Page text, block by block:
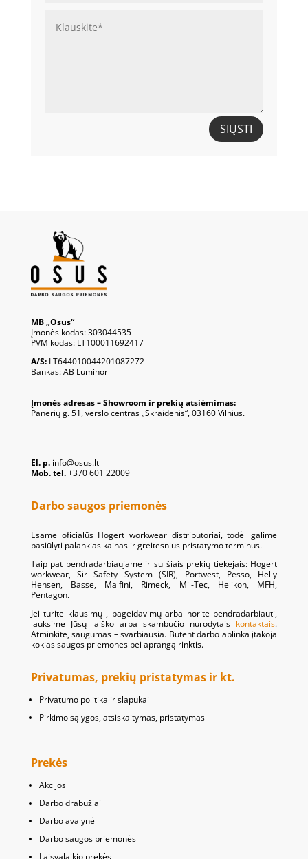
SIŲSTI
MB „Osus“
Įmonės kodas: 303044535
PVM kodas: LT100011692417
A/S:LT644010044201087272
Bankas: AB Luminor
Įmonės adresas – Showroom ir prekių atsiėmimas:
Panerių g. 51, verslo centras „Skraidenis“, 03160 Vilnius.
El. p.info@osus.lt
Mob. tel.+370 601 22009
Darbo saugos priemonės
Esame oficialūs Hogert workwear distributoriai, todėl galime
pasiūlyti palankias kainas ir greitesnius pristatymo terminus.
Taip pat bendradarbiaujame ir su šiais prekių tiekėjais: Hogert
workwear, Sir Safety System (SIR), Portwest, Pesso, Helly
Hensen, Basse, Malfini, Rimeck, Mil-Tec, Helikon, MFH,
Pentagon.
Jei turite klausimų , pageidavimų arba norite bendradarbiauti,
lauksime Jūsų laiško arba skambučio nurodytais kontaktais.
Atminkite, saugumas – svarbiausia. Būtent darbo aplinka įtakoja
kokias saugos priemones bei aprangą rinktis.
Privatumas, prekių pristatymas ir kt.
Privatumo politika ir slapukai
Pirkimo sąlygos, atsiskaitymas, pristatymas
Prekės
Akcijos
Darbo drabužiai
Darbo avalynė
Darbo saugos priemonės
Laisvalaikio prekės